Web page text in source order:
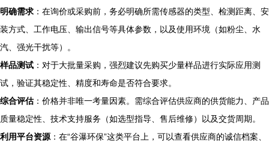
明确需求 ：在询价或采购前，务必明确所需传感器的类型、检测距离、安
装方式、工作电压、输出信号等具体参数，以及使用环境（如粉尘、水
汽、强光干扰等）。
样品测试 ：对于大批量采购，强烈建议先购买少量样品进行实际应用测
试，验证其稳定性、精度和寿命是否符合要求。
综合评估：价格并非唯一考量因素。需综合评估供应商的供货能力、产品
质量稳定性、技术支持服务（如选型指导、售后维修）以及交货周期。
利用平台资源 ：在“谷瀑环保”这类平台上，可以查看供应商的诚信档案、